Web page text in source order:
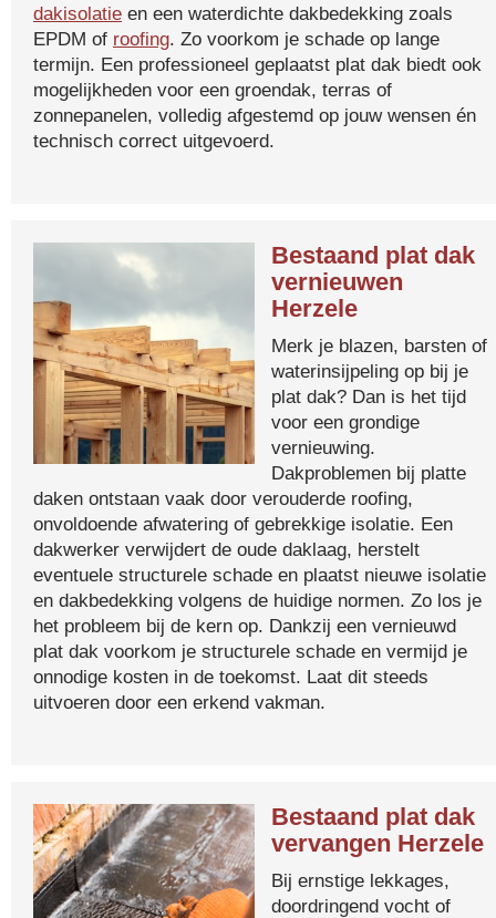
dakisolatie en een waterdichte dakbedekking zoals
EPDM of roofing. Zo voorkom je schade op lange
termijn. Een professioneel geplaatst plat dak biedt ook
mogelijkheden voor een groendak, terras of
zonnepanelen, volledig afgestemd op jouw wensen én
technisch correct uitgevoerd.
Bestaand plat dak
vernieuwen
Herzele
Merk je blazen, barsten of
waterinsijpeling op bij je
plat dak? Dan is het tijd
voor een grondige
vernieuwing.
Dakproblemen bij platte
daken ontstaan vaak door verouderde roofing,
onvoldoende afwatering of gebrekkige isolatie. Een
dakwerker verwijdert de oude daklaag, herstelt
eventuele structurele schade en plaatst nieuwe isolatie
en dakbedekking volgens de huidige normen. Zo los je
het probleem bij de kern op. Dankzij een vernieuwd
plat dak voorkom je structurele schade en vermijd je
onnodige kosten in de toekomst. Laat dit steeds
uitvoeren door een erkend vakman.
Bestaand plat dak
vervangen Herzele
Bij ernstige lekkages,
doordringend vocht of